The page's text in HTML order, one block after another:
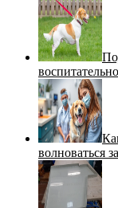
волноваться